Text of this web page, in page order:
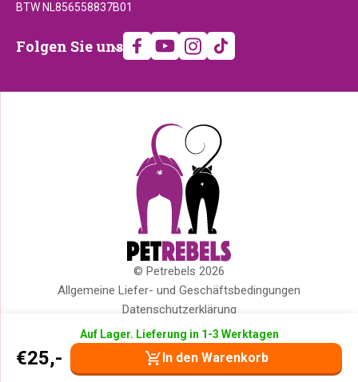
Auf Lager. Lieferung in 1-3 Werktagen
€25,- In den Warenkorb
BTW NL856558837B01
Folgen
uns
Folgen Sie uns
© Petrebels 2026
Copyright
Allgemeine Liefer- und Geschäftsbedingungen
Datenschutzerklärung
Cookies